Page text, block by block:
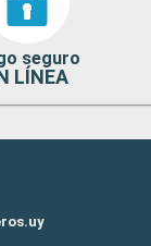
seguro
LÍNEA